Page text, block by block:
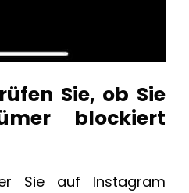
Sie, ob Sie
blockiert
Sie auf Instagram